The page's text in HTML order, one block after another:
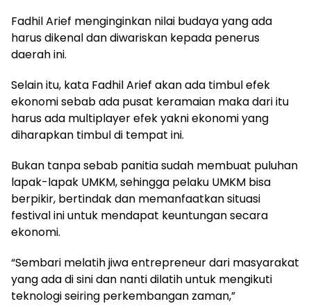
Fadhil Arief menginginkan nilai budaya yang ada
harus dikenal dan diwariskan kepada penerus
daerah ini.
Selain itu, kata Fadhil Arief akan ada timbul efek
ekonomi sebab ada pusat keramaian maka dari itu
harus ada multiplayer efek yakni ekonomi yang
diharapkan timbul di tempat ini.
Bukan tanpa sebab panitia sudah membuat puluhan
lapak-lapak UMKM, sehingga pelaku UMKM bisa
berpikir, bertindak dan memanfaatkan situasi
festival ini untuk mendapat keuntungan secara
ekonomi.
“Sembari melatih jiwa entrepreneur dari masyarakat
yang ada di sini dan nanti dilatih untuk mengikuti
teknologi seiring perkembangan zaman,”